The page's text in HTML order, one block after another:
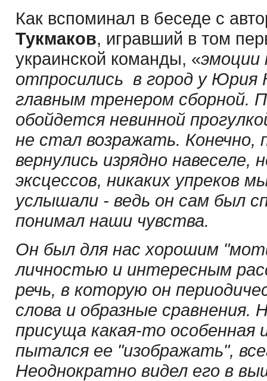
Как вспоминал в беседе с
Тукмаков, игравший в том
украинской команды, «эмоции
отпросились в город у Юрия
главным тренером сборной.
обойдется невинной
не стал возражать. Конечно,
вернулись изрядно навеселе,
эксцессов, никаких упреков
услышали - ведь он сам был
понимал наши чувства.
Он был для нас хорошим
личностью и интересным
речь, в которую он
слова и образные
присуща какая-то
пытался ее "изображать",
Неоднократно видел его в